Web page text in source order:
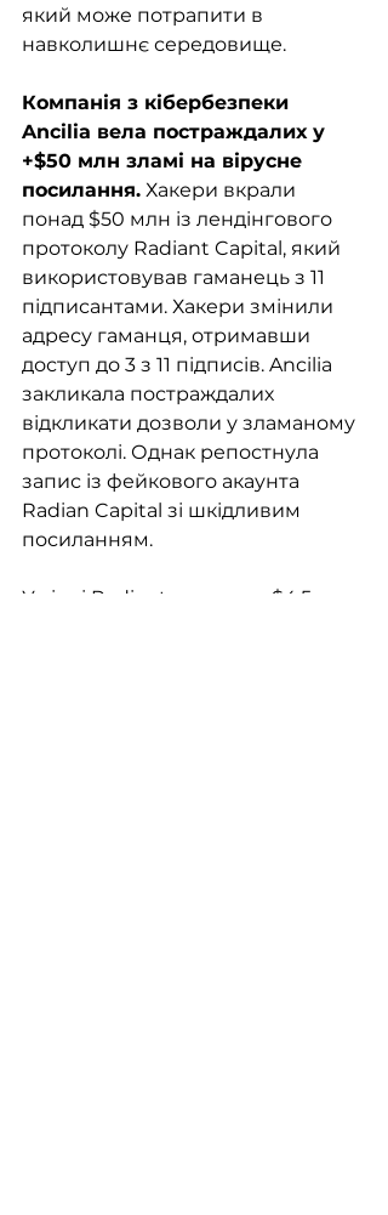
який може потрапити в
навколишнє середовище.
Компанія з кібербезпеки
Ancilia вела постраждалих у
+$50 млн зламі на вірусне
посилання. Хакери вкрали
понад $50 млн із лендінгового
протоколу Radiant Capital, який
використовував гаманець з 11
підписантами. Хакери змінили
адресу гаманця, отримавши
доступ до 3 з 11 підписів. Ancilia
закликала постраждалих
відкликати дозволи у зламаному
протоколі. Однак репостнула
запис із фейкового акаунта
Radian Capital зі шкідливим
посиланням.
У січні Radiant втратили $4,5 млн